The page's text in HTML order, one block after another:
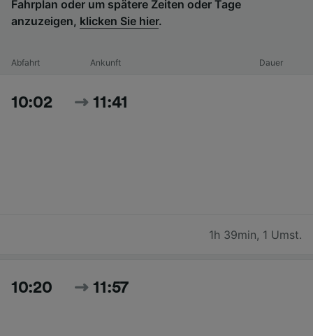
Fahrplan oder um spätere Zeiten oder Tage
anzuzeigen, klicken Sie hier.
Abfahrt Ankunft Dauer
10:02 11:41
1h 39min, 1 Umst.
10:20 11:57